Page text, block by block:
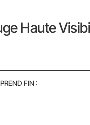
Haute
FIN :